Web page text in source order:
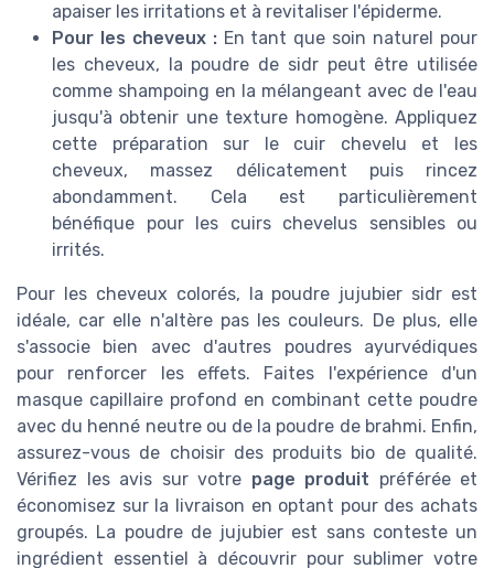
apaiser les irritations et à revitaliser l'épiderme.
Pour les cheveux :En tant que soin naturel pour
les cheveux, la poudre de sidr peut être utilisée
comme shampoing en la mélangeant avec de l'eau
jusqu'à obtenir une texture homogène. Appliquez
cette préparation sur le cuir chevelu et les
cheveux, massez délicatement puis rincez
abondamment. Cela est particulièrement
bénéfique pour les cuirs chevelus sensibles ou
irrités.
Pour les cheveux colorés, la poudre jujubier sidr est
idéale, car elle n'altère pas les couleurs. De plus, elle
s'associe bien avec d'autres poudres ayurvédiques
pour renforcer les effets. Faites l'expérience d'un
masque capillaire profond en combinant cette poudre
avec du henné neutre ou de la poudre de brahmi. Enfin,
assurez-vous de choisir des produits bio de qualité.
Vérifiez les avis sur votre page produit préférée et
économisez sur la livraison en optant pour des achats
groupés. La poudre de jujubier est sans conteste un
ingrédient essentiel à découvrir pour sublimer votre